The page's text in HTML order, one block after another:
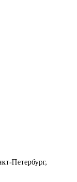
Петербург,